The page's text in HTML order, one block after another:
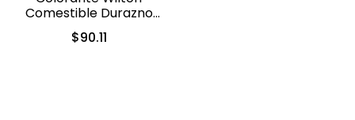
Comestible Durazno
Cremoso/Creamy
Peach 28.3gr. (610-210)
$90.11